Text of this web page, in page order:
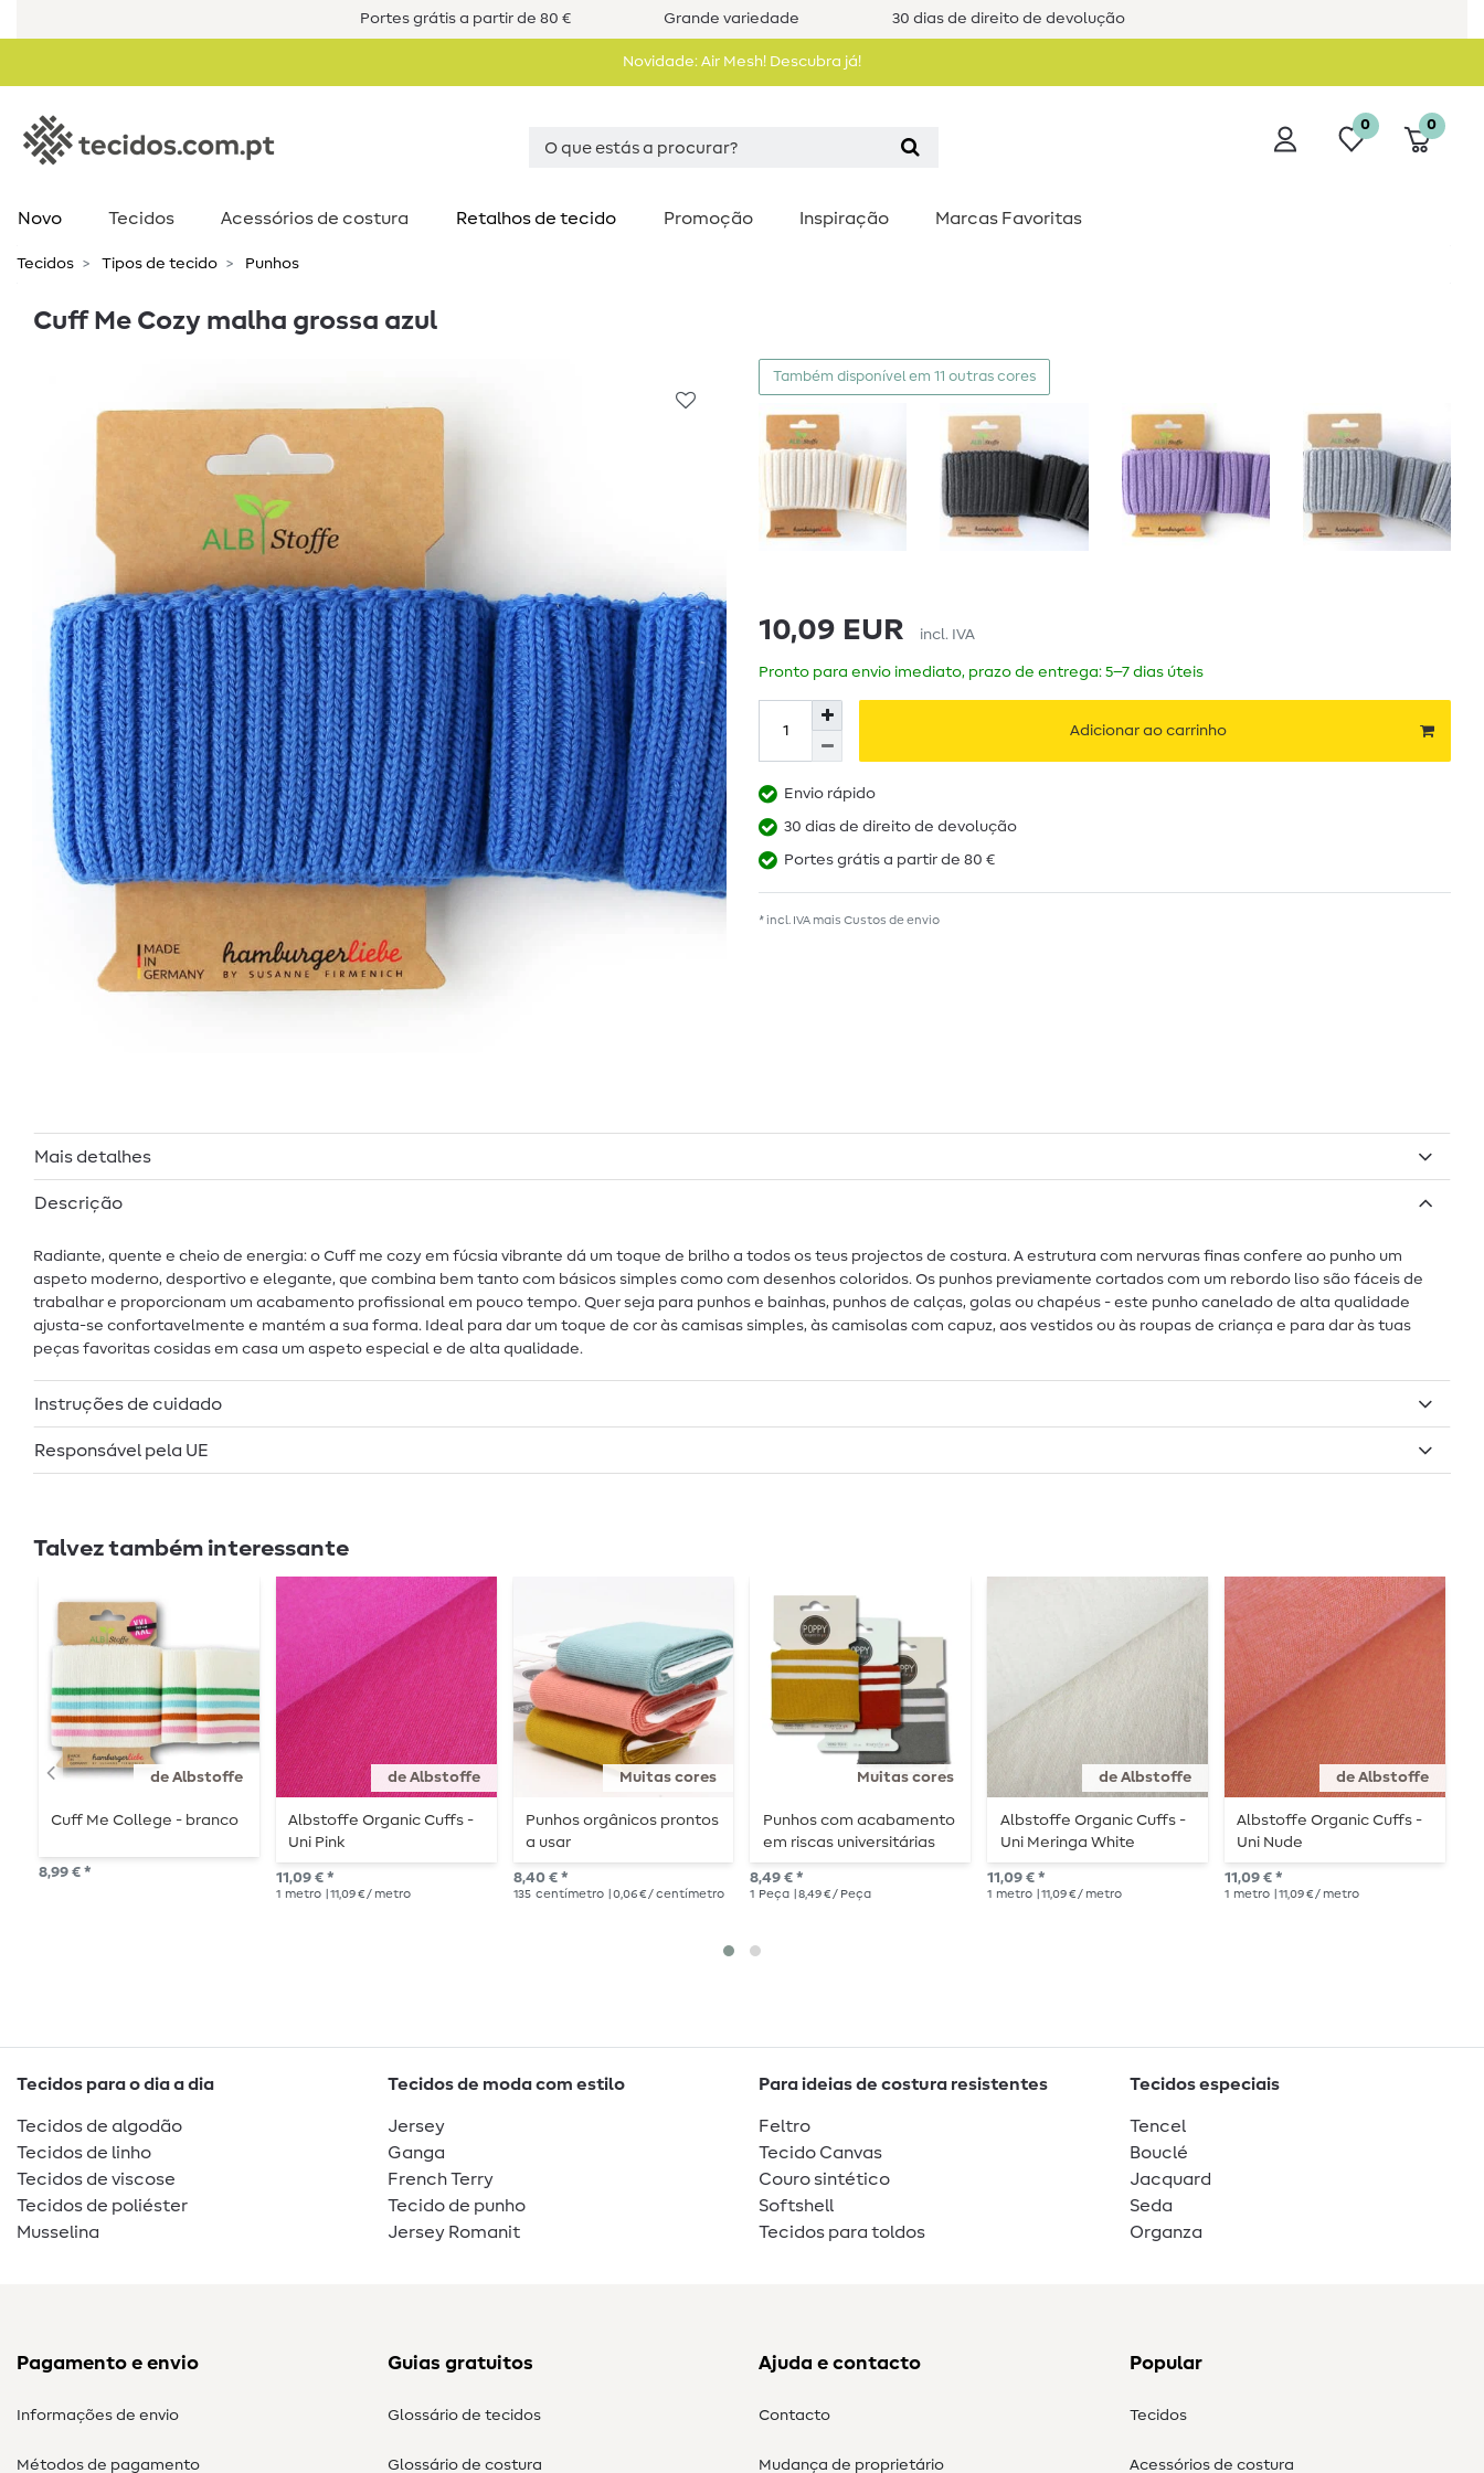
Portes grátis a partir de 80 € Grande variedade 30 dias de direito de devolução
Novidade: Air Mesh! Descubra já!
0 0
Novo Tecidos Acessórios de costura​ Retalhos de tecido Promoção Inspiração Marcas Favoritas
Tecidos Tipos de tecido Punhos
Cuff Me Cozy malha grossa azul
Também disponível em 11 outras cores
10,09 EUR incl. IVA
Pronto para envio imediato, prazo de entrega: 5–7 dias úteis
Adicionar ao carrinho
Envio rápido
30 dias de direito de devolução
Portes grátis a partir de 80 €
* incl. IVA mais Custos de envio
Mais detalhes
Descrição
Radiante, quente e cheio de energia: o Cuff me cozy em fúcsia vibrante dá um toque de brilho a todos os teus projectos de costura. A estrutura com nervuras finas confere ao punho um
aspeto moderno, desportivo e elegante, que combina bem tanto com básicos simples como com desenhos coloridos. Os punhos previamente cortados com um rebordo liso são fáceis de
trabalhar e proporcionam um acabamento profissional em pouco tempo. Quer seja para punhos e bainhas, punhos de calças, golas ou chapéus - este punho canelado de alta qualidade
ajusta-se confortavelmente e mantém a sua forma. Ideal para dar um toque de cor às camisas simples, às camisolas com capuz, aos vestidos ou às roupas de criança e para dar às tuas
peças favoritas cosidas em casa um aspeto especial e de alta qualidade.
Instruções de cuidado
Responsável pela UE
Talvez também interessante
de Albstoffe
Cuff Me College - branco
8,99 € *
de Albstoffe
Albstoffe Organic Cuffs -
Uni Pink
11,09 € *
1 metro | 11,09 € / metro
Muitas cores
Punhos orgânicos prontos
a usar
8,40 € *
135 centímetro | 0,06 € / centímetro
Muitas cores
Punhos com acabamento
em riscas universitárias
8,49 € *
1 Peça | 8,49 € / Peça
de Albstoffe
Albstoffe Organic Cuffs -
Uni Meringa White
11,09 € *
1 metro | 11,09 € / metro
de Albstoffe
Albstoffe Organic Cuffs -
Uni Nude
11,09 € *
1 metro | 11,09 € / metro
Tecidos para o dia a dia
Tecidos de algodão
Tecidos de linho
Tecidos de viscose
Tecidos de poliéster
Musselina
Tecidos de moda com estilo
Jersey
Ganga
French Terry
Tecido de punho
Jersey Romanit
Para ideias de costura resistentes
Feltro
Tecido Canvas
Couro sintético
Softshell
Tecidos para toldos
Tecidos especiais
Tencel
Bouclé
Jacquard
Seda
Organza
Pagamento e envio
Informações de envio
Métodos de pagamento
Guias gratuitos
Glossário de tecidos
Glossário de costura
Ajuda e contacto
Contacto
Mudança de proprietário
Popular
Tecidos
Acessórios de costura